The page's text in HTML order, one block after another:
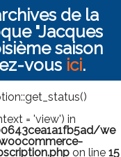
de la
"Jacques
saison
vous ici.
= 'view') in
we
on line 15